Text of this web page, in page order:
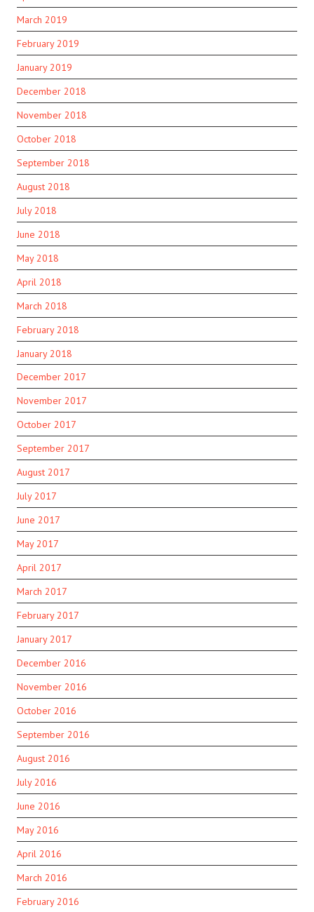
March 2019
February 2019
January 2019
December 2018
November 2018
October 2018
September 2018
August 2018
July 2018
June 2018
May 2018
April 2018
March 2018
February 2018
January 2018
December 2017
November 2017
October 2017
September 2017
August 2017
July 2017
June 2017
May 2017
April 2017
March 2017
February 2017
January 2017
December 2016
November 2016
October 2016
September 2016
August 2016
July 2016
June 2016
May 2016
April 2016
March 2016
February 2016